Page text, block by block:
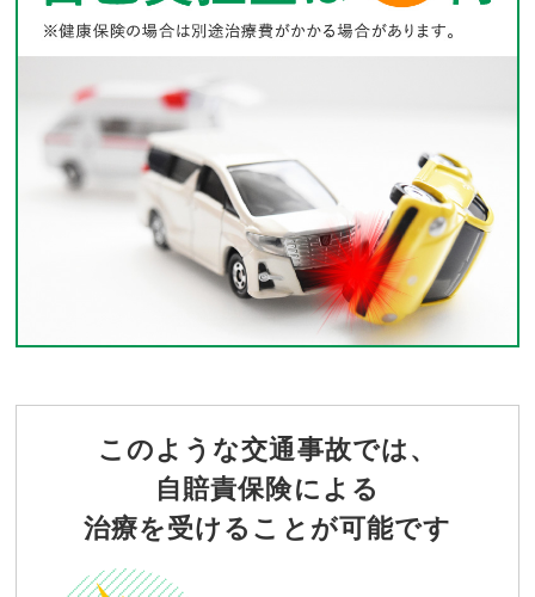
このような交通事故では、
自賠責保険による
治療を受けることが可能です